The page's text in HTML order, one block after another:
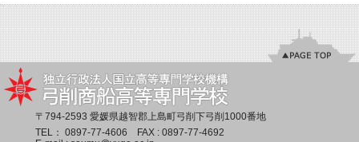
〒794-2593 愛媛県越智郡上島町弓削下弓削1000番地
TEL： 0897-77-4606 FAX : 0897-77-4692